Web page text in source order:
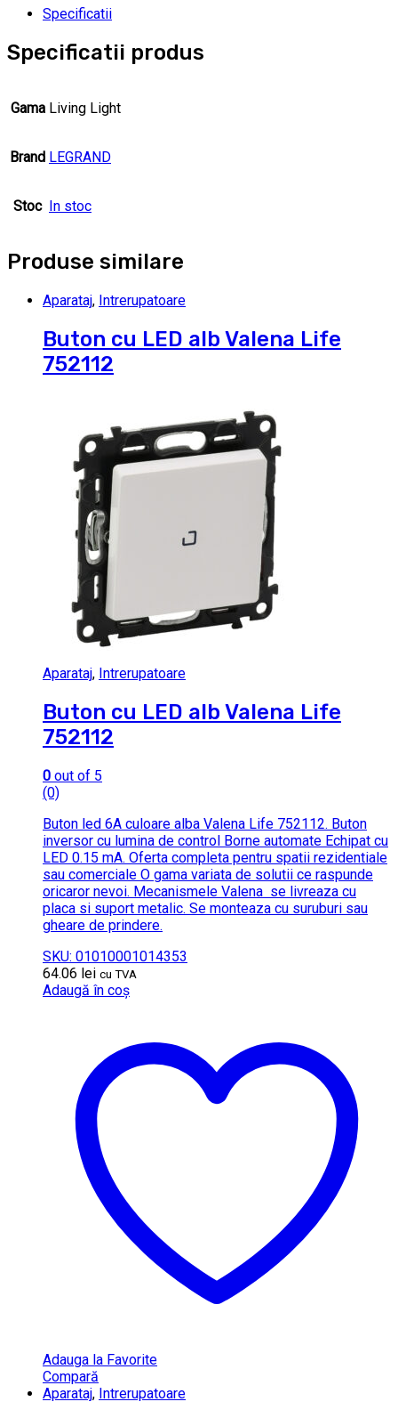
Specificatii
Specificatii produs
Gama Living Light
Brand LEGRAND
Stoc In stoc
Produse similare
Aparataj, Intrerupatoare
Buton cu LED alb Valena Life
752112
Aparataj, Intrerupatoare
Buton cu LED alb Valena Life
752112
0 out of 5
(0)
Buton led 6A culoare alba Valena Life 752112. Buton
inversor cu lumina de control Borne automate Echipat cu
LED 0.15 mA. Oferta completa pentru spatii rezidentiale
sau comerciale O gama variata de solutii ce raspunde
oricaror nevoi. Mecanismele Valena se livreaza cu
placa si suport metalic. Se monteaza cu suruburi sau
gheare de prindere.
SKU: 01010001014353
64.06 lei cu TVA
Adaugă în coș
Adauga la Favorite
Compară
Aparataj, Intrerupatoare